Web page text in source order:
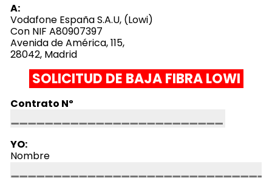
A:
Vodafone España S.A.U, (Lowi)
Con NIF A80907397
Avenida de América, 115,
28042, Madrid
SOLICITUD DE BAJA FIBRA LOWI
Contrato Nº
YO:
Nombre